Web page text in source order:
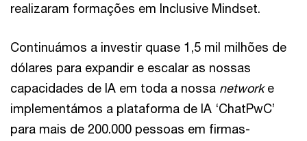
realizaram formações em Inclusive Mindset.
Continuámos a investir quase 1,5 mil milhões de
dólares para expandir e escalar as nossas
capacidades de IA em toda a nossa networke
implementámos a plataforma de IA ‘ChatPwC’
para mais de 200.000 pessoas em firmas-